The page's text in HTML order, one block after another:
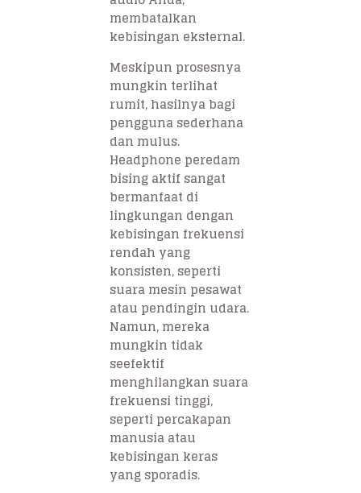
membatalkan
kebisingan eksternal.
Meskipun prosesnya
mungkin terlihat
rumit, hasilnya bagi
pengguna sederhana
dan mulus.
Headphone peredam
bising aktif sangat
bermanfaat di
lingkungan dengan
kebisingan frekuensi
rendah yang
konsisten, seperti
suara mesin pesawat
atau pendingin udara.
Namun, mereka
mungkin tidak
seefektif
menghilangkan suara
frekuensi tinggi,
seperti percakapan
manusia atau
kebisingan keras
yang sporadis.